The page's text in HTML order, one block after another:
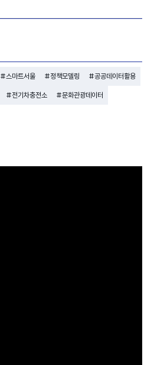
#스마트서울 #정책모델링 #공공데이터활용
#전기차충전소 #문화관광데이터